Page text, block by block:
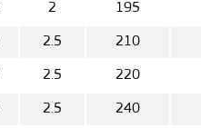
2 195
2.5 210
2.5 220
2.5 240